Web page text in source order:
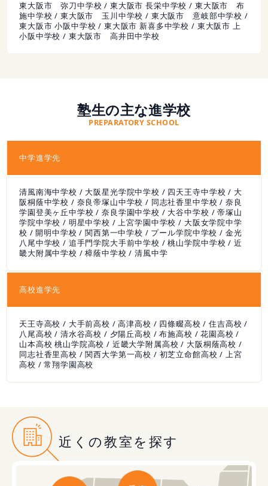
東大阪市 弥刀中学校 / 東大阪市 長栄中学校 / 東大阪市 布
施中学校 / 東大阪市 玉川中学校 / 東大阪市 意岐部中学校 /
東大阪市 小阪中学校 / 東大阪市 新喜多中学校 / 東大阪市 上
小阪中学校 / 東大阪市 高井田中学校
塾生の主な進学校
PREPARATORY SCHOOL
中学進学先
清風南海中学校 / 大阪星光学院中学校 / 四天王寺中学校 / 大
阪桐蔭中学校 / 奈良帝塚山中学校 / 同志社香里中学校 / 奈良
学園登美ヶ丘中学校 / 奈良学園中学校 / 大谷中学校 / 帝塚山
学院中学校 / 明星中学校 / 上宮学園中学校 / 大阪女学院中学
校 / 開明中学校 / 関西第一中学校 / プール学院中学校 / 金光
八尾中学校 / 追手門学院大手前中学校 / 桃山学院中学校 / 近
畿大附属中学校 / 樟蔭中学校 / 清風中学
高校進学先
天王寺高校 / 大手前高校 / 高津高校 / 四條畷高校 / 住吉高校 /
八尾高校 / 清水谷高校 / 夕陽丘高校 / 布施高校 / 花園高校 /
山本高校 桃山学院高校 / 近畿大学附属高校 / 大阪桐蔭高校 /
同志社香里高校 / 関西大学第一高校 / 初芝立命館高校 / 上宮
高校 / 常翔学園高校
近くの教室を探す